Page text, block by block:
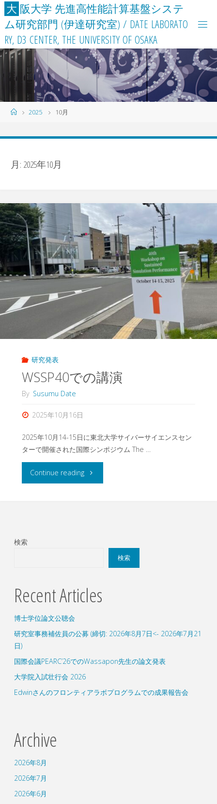
ン
テ
ン
ツ
へ
ッ
大 阪大学 先進高性能計算基盤システ
ム研究部門 (伊達研究室) / DATE LABORATO
RY, D3 CENTER, THE UNIVERSITY OF OSAKA
ホ
2025 10月
月: 2025年10月
研究発表
WSSP40での講演
By Susumu Date
2025年10月16日
2025年10月14-15日に東北大学サイバーサイエンスセン
ターで開催された国際シンポジウム The …
Continue reading"WSSP40
検索
検索
Recent Articles
博士学位論文公聴会
研究室事務補佐員の公募 (締切: 2026年8月7日<- 2026年7月21
日)
国際会議PEARC’26でのWassapon先生の論文発表
大学院入試壮行会 2026
Edwinさんのフロンティアラボプログラムでの成果報告会
Archive
2026年8月
2026年7月
2026年6月